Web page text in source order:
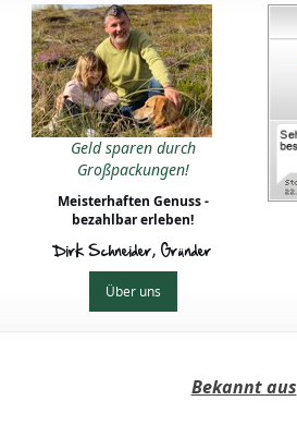
- Original
einfache
Ideen und
Zutaten - und
Checkliste
Geld sparen durch
Großpackungen!
Meisterhaften Genuss -
bezahlbar erleben!
Dirk Schneider, Gründer
Über uns
Bekannt aus